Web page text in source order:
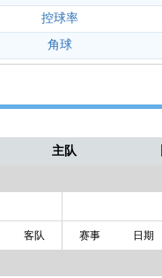
控球率
角球
主队
客队 赛事 日期